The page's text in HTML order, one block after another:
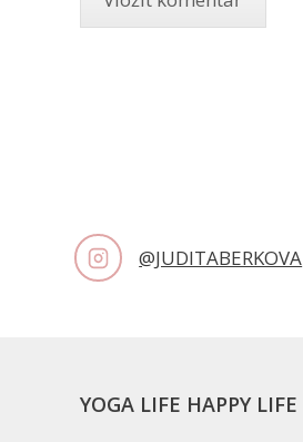
@JUDITABERKOVA
YOGA LIFE HAPPY LIFE